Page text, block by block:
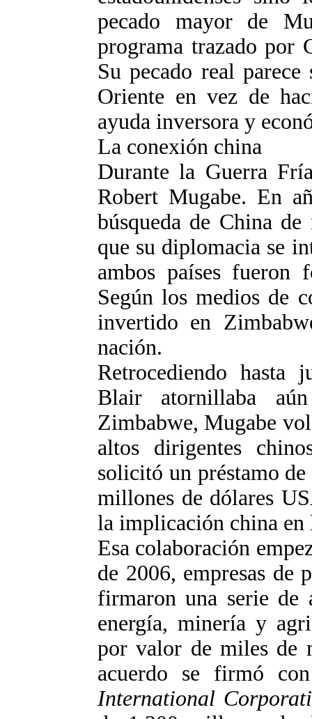
pecado mayor de
programa trazado por
Su pecado real
Oriente en vez de
ayuda inversora y
La conexión china
Durante la Guerra
Robert Mugabe. En
búsqueda de China de
que su diplomacia se
ambos países fueron
Según los medios de
invertido en
nación.
Retrocediendo hasta
Blair atornillaba
Zimbabwe, Mugabe
altos dirigentes
solicitó un préstamo
millones de dólares
la implicación china en
Esa colaboración
de 2006, empresas de
firmaron una serie de
energía, minería y
por valor de miles de
acuerdo se firmó
International